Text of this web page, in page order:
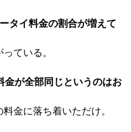
タイ料金の割合が増えて
ている。
金が全部同じというのはお
金に落ち着いただけ。